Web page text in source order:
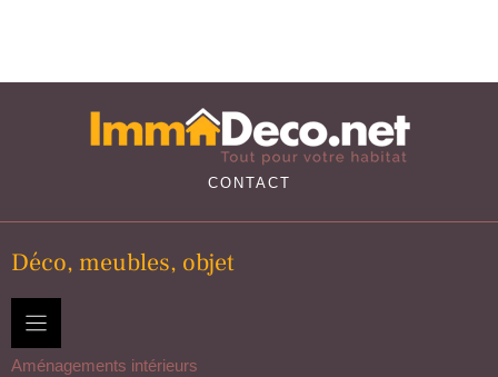
CONTACT
Déco, meubles, objet
Aménagements intérieurs